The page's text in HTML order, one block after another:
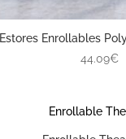
Estores Enrollables
44.09€